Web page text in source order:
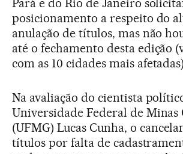
Pará e do Rio de Janeiro
posicionamento a respeito do
anulação de títulos, mas não
até o fechamento desta edição
com as 10 cidades mais
Na avaliação do cientista
Universidade Federal de Minas
(UFMG) Lucas Cunha, o
títulos por falta de